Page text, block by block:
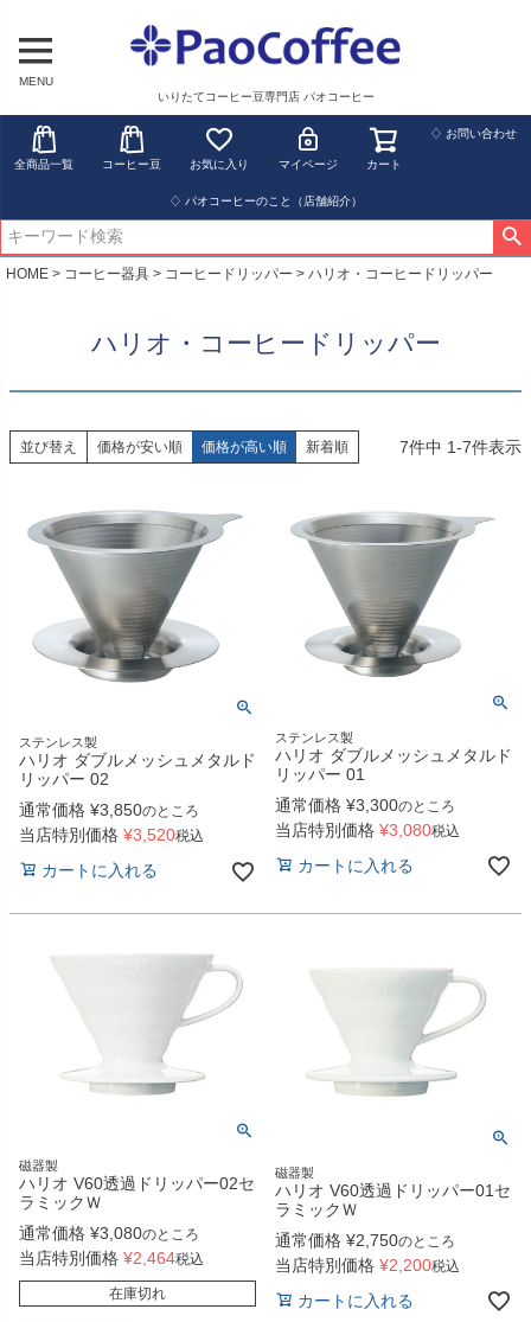
MENU
いりたてコーヒー豆専門店 パオコーヒー
全商品一覧 コーヒー豆 お気に入り マイページ カート
♢ お問い合わせ
♢ パオコーヒーのこと（店舗紹介）
HOME コーヒー器具 コーヒードリッパー ハリオ・コーヒードリッパー
ハリオ・コーヒードリッパー
並び替え 価格が安い順 価格が高い順 新着順 7件中 1-7件表示
ステンレス製
ハリオ ダブルメッシュメタルド
リッパー 02
通常価格 ¥3,850のところ
当店特別価格 ¥3,520税込
カートに入れる
ステンレス製
ハリオ ダブルメッシュメタルド
リッパー 01
通常価格 ¥3,300のところ
当店特別価格 ¥3,080税込
カートに入れる
磁器製
ハリオ V60透過ドリッパー02セ
ラミックＷ
通常価格 ¥3,080のところ
当店特別価格 ¥2,464税込
在庫切れ
磁器製
ハリオ V60透過ドリッパー01セ
ラミックＷ
通常価格 ¥2,750のところ
当店特別価格 ¥2,200税込
カートに入れる